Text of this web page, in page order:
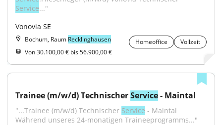
Service..."
Vonovia SE
Bochum, Raum Recklinghausen Homeoffice
Vollzeit
Von 30.100,00 € bis 56.900,00 €
Trainee (m/w/d) Technischer Service - Maintal
"...Trainee (m/w/d) Technischer Service - Maintal
Während unseres 24-monatigen Traineeprogramms..."